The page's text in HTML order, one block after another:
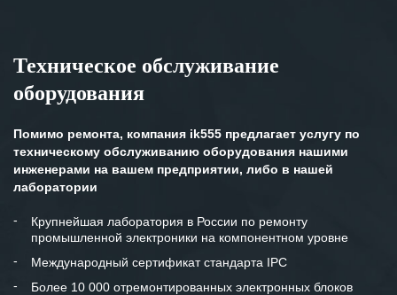
Особенно хочется отметить высокую
клиентоориентированность
готовность помочь в самых сложных
Мы высоко ценим сложившиеся
и доверительные партнерские
отношения и искренне желаем
«Инженерной компании «555» долгих
лет успеха и процветания.
Техническое обслуживание
оборудования
Помимо ремонта, компания ik555 предлагает услугу по
техническому обслуживанию оборудования нашими
инженерами на вашем предприятии, либо в нашей
лаборатории
Крупнейшая лаборатория в России по ремонту
промышленной электроники на компонентном уровне
Международный сертификат стандарта IPC
Более 10 000 отремонтированных электронных блоков